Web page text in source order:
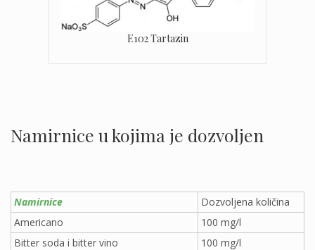
E102 Tartazin
Namirnice u kojima je dozvoljen
Namirnice
Dozvoljena količina
Americano
100 mg/l
Bitter soda i bitter vino
100 mg/l